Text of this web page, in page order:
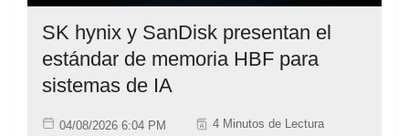
SK hynix y SanDisk presentan el
estándar de memoria HBF para
sistemas de IA
04/08/2026 6:04 PM 4 Minutos de Lectura